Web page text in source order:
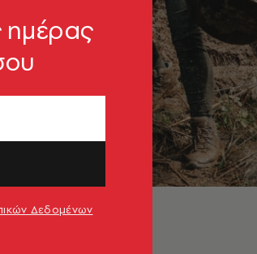
ημέρας
Δεδομένων